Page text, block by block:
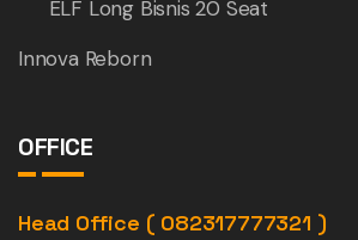
ELF Long Bisnis 20 Seat
Innova Reborn
OFFICE
Head Office ( 082317777321 )